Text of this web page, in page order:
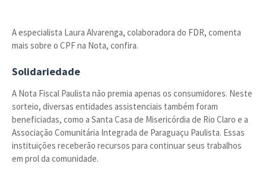
A especialista Laura Alvarenga, colaboradora do FDR, comenta
mais sobre o CPF na Nota, confira.
Solidariedade
A Nota Fiscal Paulista não premia apenas os consumidores. Neste
sorteio, diversas entidades assistenciais também foram
beneficiadas, como a Santa Casa de Misericórdia de Rio Claro e a
Associação Comunitária Integrada de Paraguaçu Paulista. Essas
instituições receberão recursos para continuar seus trabalhos
em prol da comunidade.